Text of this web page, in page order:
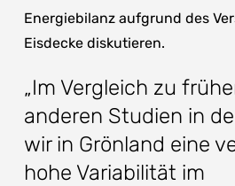
Energiebilanz aufgrund des
Eisdecke diskutieren.
„Im Vergleich zu
anderen Studien in
wir in Grönland eine
hohe Variabilität im